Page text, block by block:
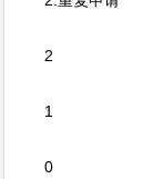
2
1
0